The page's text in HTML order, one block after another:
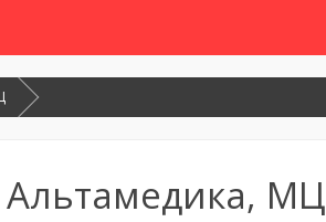
Альтамедика, МЦ